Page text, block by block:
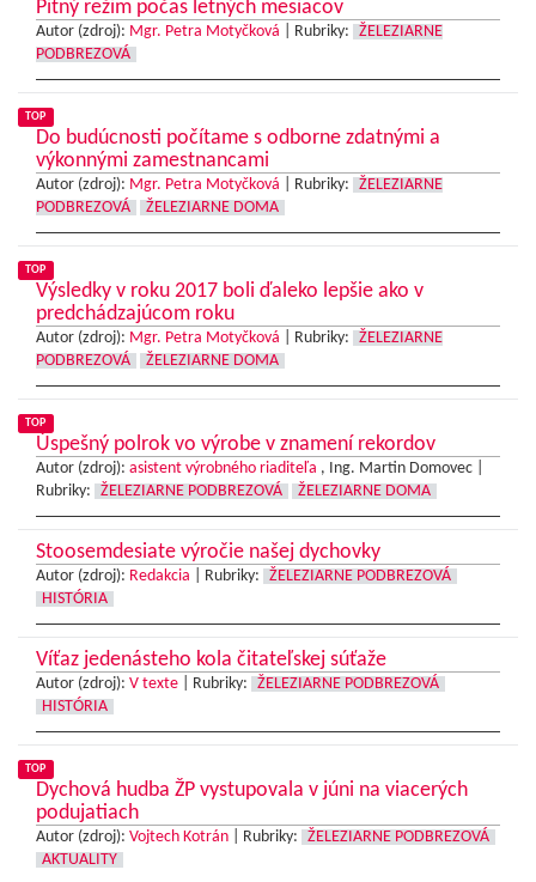
Pitný režim počas letných mesiacov
Autor (zdroj): Mgr. Petra Motyčková Rubriky:
ŽELEZIARNE
PODBREZOVÁ
TOP
Do budúcnosti počítame s odborne zdatnými a
výkonnými zamestnancami
Autor (zdroj): Mgr. Petra Motyčková Rubriky:
ŽELEZIARNE
PODBREZOVÁ
ŽELEZIARNE DOMA
TOP
Výsledky v roku 2017 boli ďaleko lepšie ako v
predchádzajúcom roku
Autor (zdroj): Mgr. Petra Motyčková Rubriky:
ŽELEZIARNE
PODBREZOVÁ
ŽELEZIARNE DOMA
TOP
Úspešný polrok vo výrobe v znamení rekordov
Autor (zdroj): asistent výrobného riaditeľa , Ing. Martin Domovec |
Rubriky:
ŽELEZIARNE PODBREZOVÁ ŽELEZIARNE DOMA
Stoosemdesiate výročie našej dychovky
Autor (zdroj): Redakcia Rubriky:
ŽELEZIARNE PODBREZOVÁ
HISTÓRIA
Víťaz jedenásteho kola čitateľskej súťaže
Autor (zdroj): V texte Rubriky:
ŽELEZIARNE PODBREZOVÁ
HISTÓRIA
TOP
Dychová hudba ŽP vystupovala v júni na viacerých
podujatiach
Autor (zdroj): Vojtech Kotrán Rubriky:
ŽELEZIARNE PODBREZOVÁ
AKTUALITY